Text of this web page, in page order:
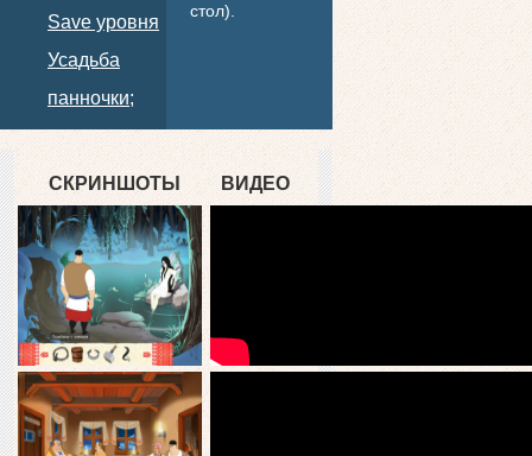
Save уровня
Усадьба
панночки;
стол).
СКРИНШОТЫ ВИДЕО